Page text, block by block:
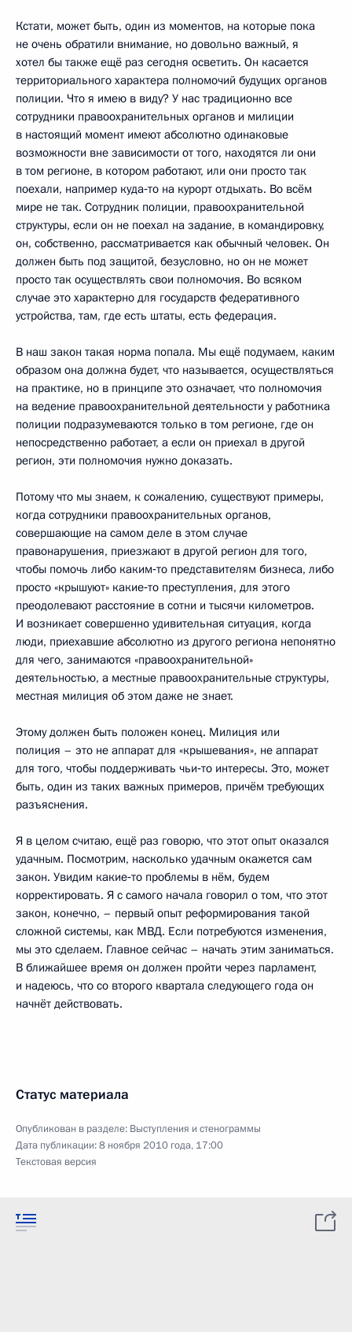
Кстати, может быть, один из моментов, на которые пока
не очень обратили внимание, но довольно важный, я
хотел бы также ещё раз сегодня осветить. Он касается
территориального характера полномочий будущих органов
полиции. Что я имею в виду? У нас традиционно все
сотрудники правоохранительных органов и милиции
в настоящий момент имеют абсолютно одинаковые
возможности вне зависимости от того, находятся ли они
в том регионе, в котором работают, или они просто так
поехали, например куда‑то на курорт отдыхать. Во всём
мире не так. Сотрудник полиции, правоохранительной
структуры, если он не поехал на задание, в командировку,
он, собственно, рассматривается как обычный человек. Он
должен быть под защитой, безусловно, но он не может
просто так осуществлять свои полномочия. Во всяком
случае это характерно для государств федеративного
устройства, там, где есть штаты, есть федерация.
В наш закон такая норма попала. Мы ещё подумаем, каким
образом она должна будет, что называется, осуществляться
на практике, но в принципе это означает, что полномочия
на ведение правоохранительной деятельности у работника
полиции подразумеваются только в том регионе, где он
непосредственно работает, а если он приехал в другой
регион, эти полномочия нужно доказать.
Потому что мы знаем, к сожалению, существуют примеры,
когда сотрудники правоохранительных органов,
совершающие на самом деле в этом случае
правонарушения, приезжают в другой регион для того,
чтобы помочь либо каким‑то представителям бизнеса, либо
просто «крышуют» какие‑то преступления, для этого
преодолевают расстояние в сотни и тысячи километров.
И возникает совершенно удивительная ситуация, когда
люди, приехавшие абсолютно из другого региона непонятно
для чего, занимаются «правоохранительной»
деятельностью, а местные правоохранительные структуры,
местная милиция об этом даже не знает.
Этому должен быть положен конец. Милиция или
полиция – это не аппарат для «крышевания», не аппарат
для того, чтобы поддерживать чьи‑то интересы. Это, может
быть, один из таких важных примеров, причём требующих
разъяснения.
Я в целом считаю, ещё раз говорю, что этот опыт оказался
удачным. Посмотрим, насколько удачным окажется сам
закон. Увидим какие‑то проблемы в нём, будем
корректировать. Я с самого начала говорил о том, что этот
закон, конечно, – первый опыт реформирования такой
сложной системы, как МВД. Если потребуются изменения,
мы это сделаем. Главное сейчас – начать этим заниматься.
В ближайшее время он должен пройти через парламент,
и надеюсь, что со второго квартала следующего года он
начнёт действовать.
Статус материала
Опубликован в разделе: Выступления и стенограммы
Дата публикации:8 ноября 2010 года, 17:00
Текстовая версия